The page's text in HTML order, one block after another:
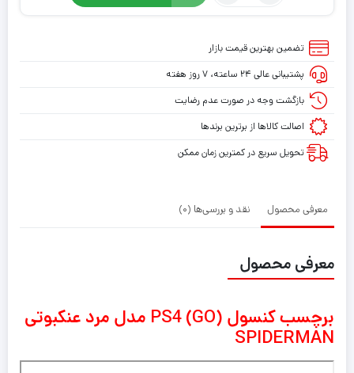
PS4
مدل
مرد
SPIDERMAN
تضمین بهترین قیمت بازار
پشتیبانی عالی ۲۴ ساعته، ۷ روز هفته
بازگشت وجه در صورت عدم رضایت
اصالت کالاها از برترین برندها
تحویل سریع در کمترین زمان ممکن
معرفی محصول نقد و بررسی‌ها (0)
معرفی محصول
برچسب کنسول PS4 (GO) مدل مرد عنکبوتی
SPIDERMAN